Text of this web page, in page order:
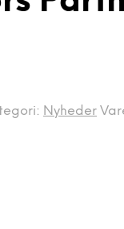
Nyheder